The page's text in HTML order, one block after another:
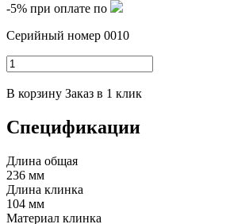
-5% при оплате по
Серийный номер 0010
В корзину Заказ в 1 клик
Спецификации
Длина общая
236 мм
Длина клинка
104 мм
Материал клинка